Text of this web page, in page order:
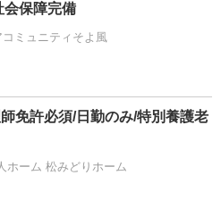
会保障完備
ミュニティそよ風
免許必須/日勤のみ/特別養護老
ホーム 松みどりホーム